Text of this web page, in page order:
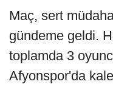
Maç, sert
gündeme geldi.
toplamda 3
Afyonspor'da